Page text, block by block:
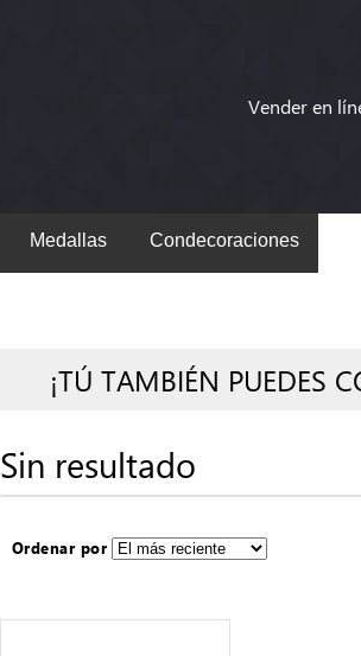
Vender en
Medallas Condecoraciones
¡TÚ TAMBIÉN PUEDES
Sin resultado
Ordenar por